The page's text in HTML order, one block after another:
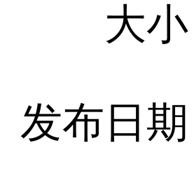
大小
发布日期